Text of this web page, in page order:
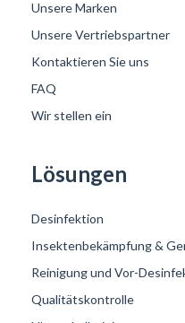
Unsere Marken
Unsere Vertriebspartner
Kontaktieren Sie uns
FAQ
Wir stellen ein
Lösungen
Desinfektion
Insektenbekämpfung &
Reinigung und Vor-
Qualitätskontrolle